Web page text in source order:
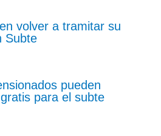
volver a tramitar su
Subte
pueden
para el subte